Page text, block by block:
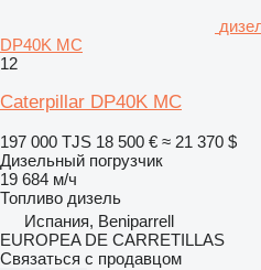
DP40K MC
12
Caterpillar DP40K MC
197 000 TJS 18 500 € ≈ 21 370 $
Дизельный погрузчик
19 684 м/ч
Топливо дизель
Испания, Beniparrell
EUROPEA DE CARRETILLAS
Связаться с продавцом